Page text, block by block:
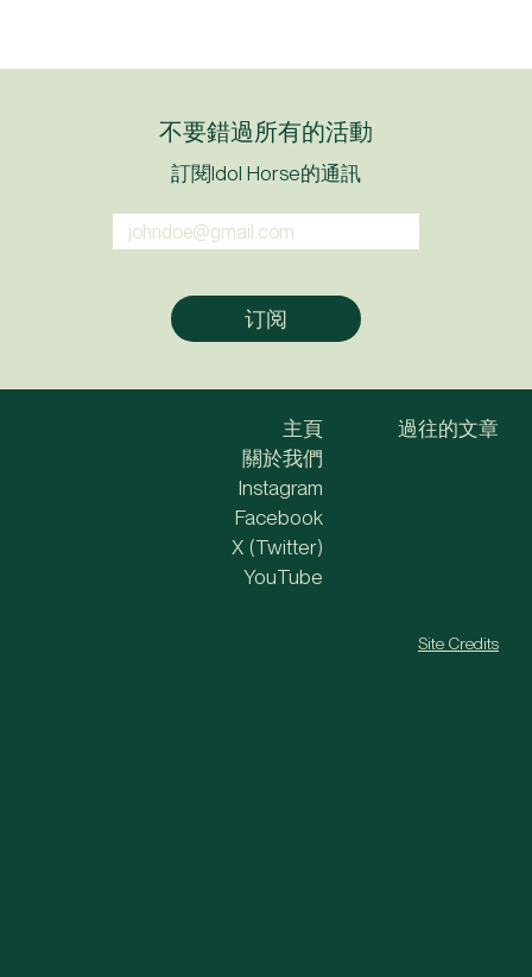
不要錯過所有的活動
訂閱Idol Horse的通訊
主頁
關於我們
過往的文章
Instagram
Facebook
X (Twitter)
YouTube
Site Credits